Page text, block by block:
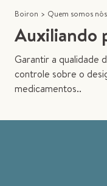
Boiron > Quem somos
Auxiliando
Garantir a qualidade
controle sobre o
medicamentos..